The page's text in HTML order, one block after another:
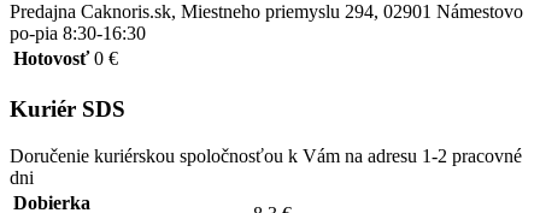
Predajna Caknoris.sk, Miestneho priemyslu 294, 02901 Námestovo
po-pia 8:30-16:30
Hotovosť 0 €
Kuriér SDS
Doručenie kuriérskou spoločnosťou k Vám na adresu 1-2 pracovné
dni
Dobierka